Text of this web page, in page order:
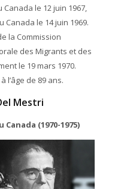
le 12 juin 1967,
Canada le 14 juin 1969.
la Commission
des Migrants et des
le 19 mars 1970.
l’âge de 89 ans.
Mestri
(1970-1975)